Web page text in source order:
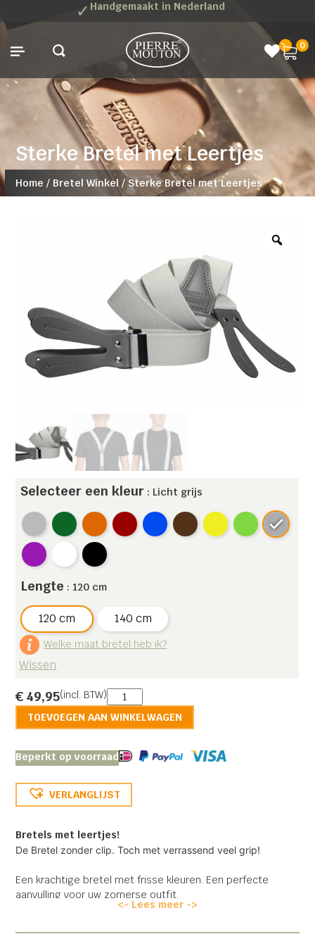
✓ Handgemaakt in Nederland
0
Sterke Bretel met Leertjes
Home / Bretel Winkel / Sterke Bretel met Leertjes
Selecteer een kleur : Licht grijs
Lengte : 120 cm
120 cm 140 cm
Welke maat bretel heb ik?
Wissen
€49,95(incl. BTW) Sterke
Bretel
met
Leertjes
TOEVOEGEN AAN WINKELWAGEN
Beperkt op voorraad
VERLANGLIJST
Bretels met leertjes!
De Bretel zonder clip. Toch met verrassend veel grip!
Een krachtige bretel met frisse kleuren. Een perfecte
aanvulling voor uw zomerse outfit.
De Sterke bretel met leertjes is te bevestigen met lederen
<- Lees meer ->